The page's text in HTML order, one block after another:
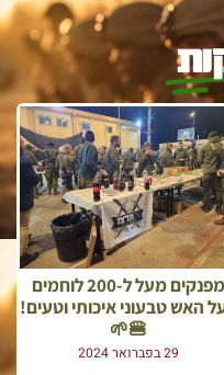
מפנקים מעל ל-200 לוחמים
האש טבעוני איכותי וטעים!
🍔🌱
29 בפברואר 2024